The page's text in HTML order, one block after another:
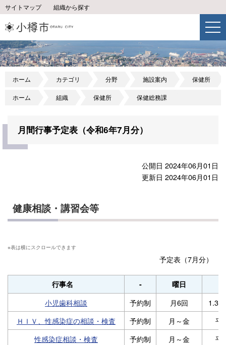
サイトマップ 組織から探す
ホーム カテゴリ 分野 施設案内 保健所
ホーム 組織 保健所 保健総務課
月間行事予定表（令和6年7月分）
公開日 2024年06月01日
更新日 2024年06月01日
健康相談・講習会等
予定表（7月分）
行事名 - 曜日
小児歯科相談 予約制 月6回
ＨＩＶ、性感染症の相談・検査
予約制 月～金
平
性感染症相談・検査
予約制 月～金
平